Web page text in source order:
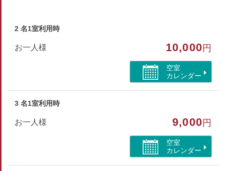
また冬期には和室にコタツを設置しております。
※室内は禁煙です。（3Fテラスに喫煙所がございます）
バス/トイレ/禁煙/インターネットができる部屋
2 名1室利用時
お一人様 10,000 円
空室
カレンダー
3 名1室利用時
お一人様 9,000 円
空室
カレンダー